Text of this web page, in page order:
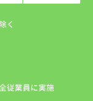
く
従業員に実施